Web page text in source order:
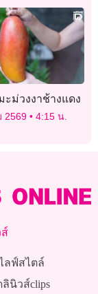
ะม่วงงาช้างแดง
2569 4:15 น.
ลฟ์สไตล์
ลินิวส์clips